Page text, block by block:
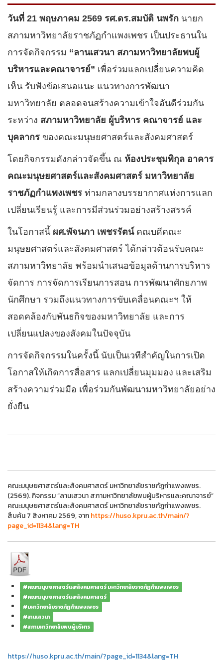
วันที่ 21 พฤษภาคม 2569 รศ.ดร.สมบัติ นพรัก นายก
สภามหาวิทยาลัยราชภัฏกำแพงเพชร เป็นประธานใน
การจัดกิจกรรม “ลานเสวนา สภามหาวิทยาลัยพบผู้
บริหารและคณาจารย์” เพื่อร่วมแลกเปลี่ยนความคิด
เห็น รับฟังข้อเสนอแนะ แนวทางการพัฒนา
มหาวิทยาลัย ตลอดจนสร้างความเข้าใจอันดีร่วมกัน
ระหว่าง สภามหาวิทยาลัย ผู้บริหาร คณาจารย์ และ
บุคลากร ของคณะมนุษยศาสตร์และสังคมศาสตร์
โดยกิจกรรมดังกล่าวจัดขึ้น ณ ห้องประชุมพิกุล อาคาร
คณะมนุษยศาสตร์และสังคมศาสตร์ มหาวิทยาลัย
ราชภัฏกำแพงเพชร ท่ามกลางบรรยากาศแห่งการแลก
เปลี่ยนเรียนรู้ และการมีส่วนร่วมอย่างสร้างสรรค์
ในโอกาสนี้ ผศ.พัจนภา เพชรรัตน์คณบดีคณะ
มนุษยศาสตร์และสังคมศาสตร์ ได้กล่าวต้อนรับคณะ
สภามหาวิทยาลัย พร้อมนำเสนอข้อมูลด้านการบริหาร
จัดการ การจัดการเรียนการสอน การพัฒนาศักยภาพ
นักศึกษา รวมถึงแนวทางการขับเคลื่อนคณะฯ ให้
สอดคล้องกับพันธกิจของมหาวิทยาลัย และการ
เปลี่ยนแปลงของสังคมในปัจจุบัน
การจัดกิจกรรมในครั้งนี้ นับเป็นเวทีสำคัญในการเปิด
โอกาสให้เกิดการสื่อสาร แลกเปลี่ยนมุมมอง และเสริม
สร้างความร่วมมือ เพื่อร่วมกันพัฒนามหาวิทยาลัยอย่าง
ยั่งยืน
คณะมนุษยศาสตร์และสังคมศาสตร์ มหาวิทยาลัยราชภัฏกำแพงเพชร.
(2569). กิจกรรม “ลานเสวนา สภามหาวิทยาลัยพบผู้บริหารและคณาจารย์”
คณะมนุษยศาสตร์และสังคมศาสตร์ มหาวิทยาลัยราชภัฏกำแพงเพชร.
สืบค้น 7 สิงหาคม 2569, จากhttps://huso.kpru.ac.th/main/?
page_id=1134&lang=TH
#คณะมนุษยศาสตร์และสังคมศาสตร์ มหาวิทยาลัยราชภัฏกำแพงเพชร
#คณะมนุษยศาสตร์และสังคมศาสตร์
#มหาวิทยาลัยราชภัฏกำแพงเพชร
#ลานเสวนา
#สภามหาวิทยาลัยพบผู้บริหาร
https://huso.kpru.ac.th/main/?page_id=1134&lang=TH